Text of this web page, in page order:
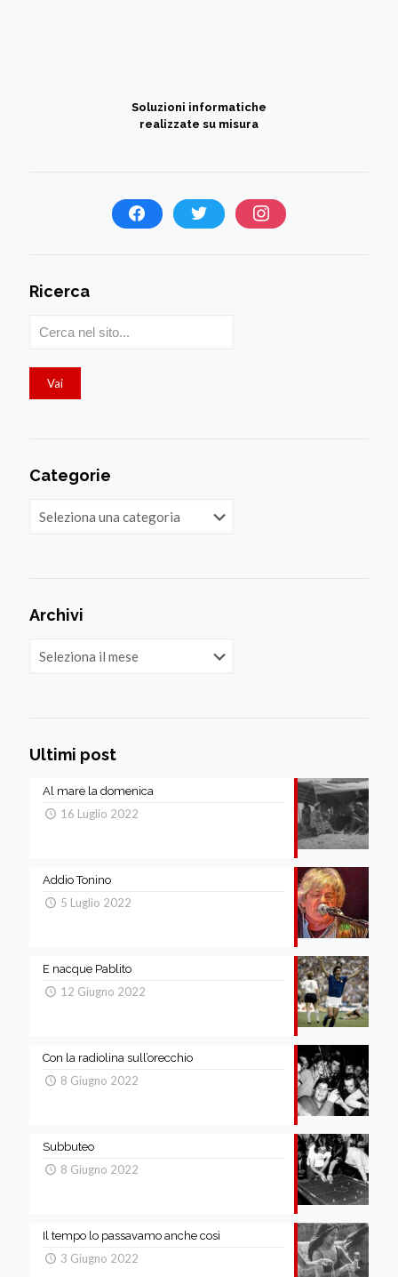
Soluzioni informatiche
realizzate su misura
Ricerca
Categorie
Archivi
Ultimi post
Al mare la domenica
16 Luglio 2022
Addio Tonino
5 Luglio 2022
E nacque Pablito
12 Giugno 2022
Con la radiolina sull’orecchio
8 Giugno 2022
Subbuteo
8 Giugno 2022
Il tempo lo passavamo anche così
3 Giugno 2022